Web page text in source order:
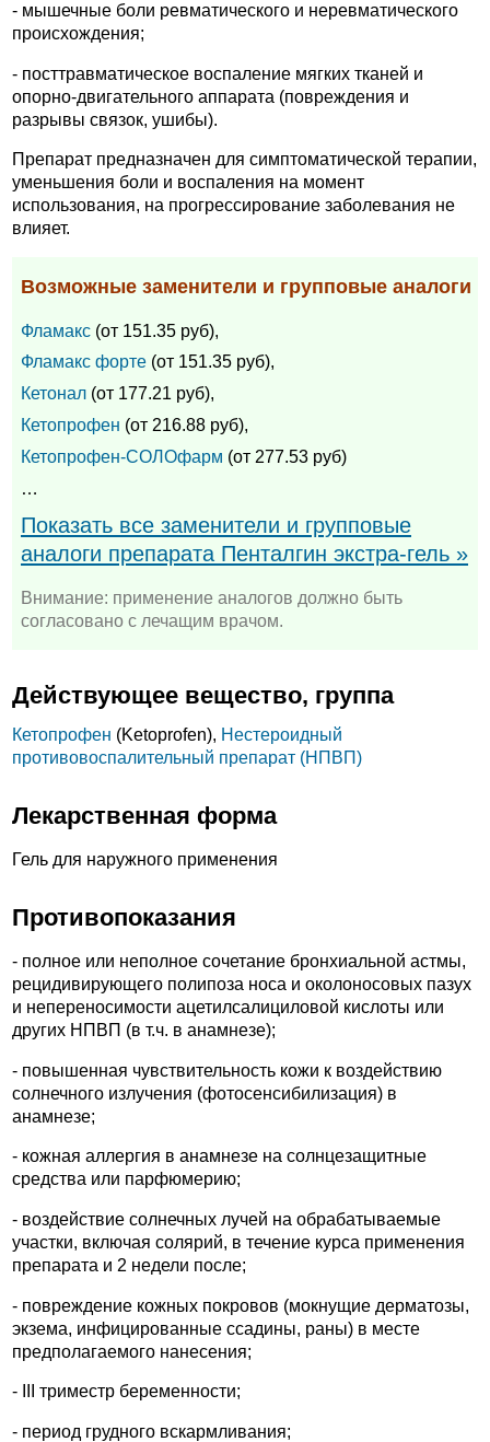
- мышечные боли ревматического и неревматического
происхождения;
- посттравматическое воспаление мягких тканей и
опорно-двигательного аппарата (повреждения и
разрывы связок, ушибы).
Препарат предназначен для симптоматической терапии,
уменьшения боли и воспаления на момент
использования, на прогрессирование заболевания не
влияет.
Возможные заменители и групповые аналоги
Фламакс (от 151.35 руб),
Фламакс форте (от 151.35 руб),
Кетонал (от 177.21 руб),
Кетопрофен (от 216.88 руб),
Кетопрофен-СОЛОфарм (от 277.53 руб)
…
Показать все заменители и групповые
аналоги препарата Пенталгин экстра-гель »
Внимание: применение аналогов должно быть
согласовано с лечащим врачом.
Действующее вещество, группа
Кетопрофен (Ketoprofen), Нестероидный
противовоспалительный препарат (НПВП)
Лекарственная форма
Гель для наружного применения
Противопоказания
- полное или неполное сочетание бронхиальной астмы,
рецидивирующего полипоза носа и околоносовых пазух
и непереносимости ацетилсалициловой кислоты или
других НПВП (в т.ч. в анамнезе);
- повышенная чувствительность кожи к воздействию
солнечного излучения (фотосенсибилизация) в
анамнезе;
- кожная аллергия в анамнезе на солнцезащитные
средства или парфюмерию;
- воздействие солнечных лучей на обрабатываемые
участки, включая солярий, в течение курса применения
препарата и 2 недели после;
- повреждение кожных покровов (мокнущие дерматозы,
экзема, инфицированные ссадины, раны) в месте
предполагаемого нанесения;
- III триместр беременности;
- период грудного вскармливания;